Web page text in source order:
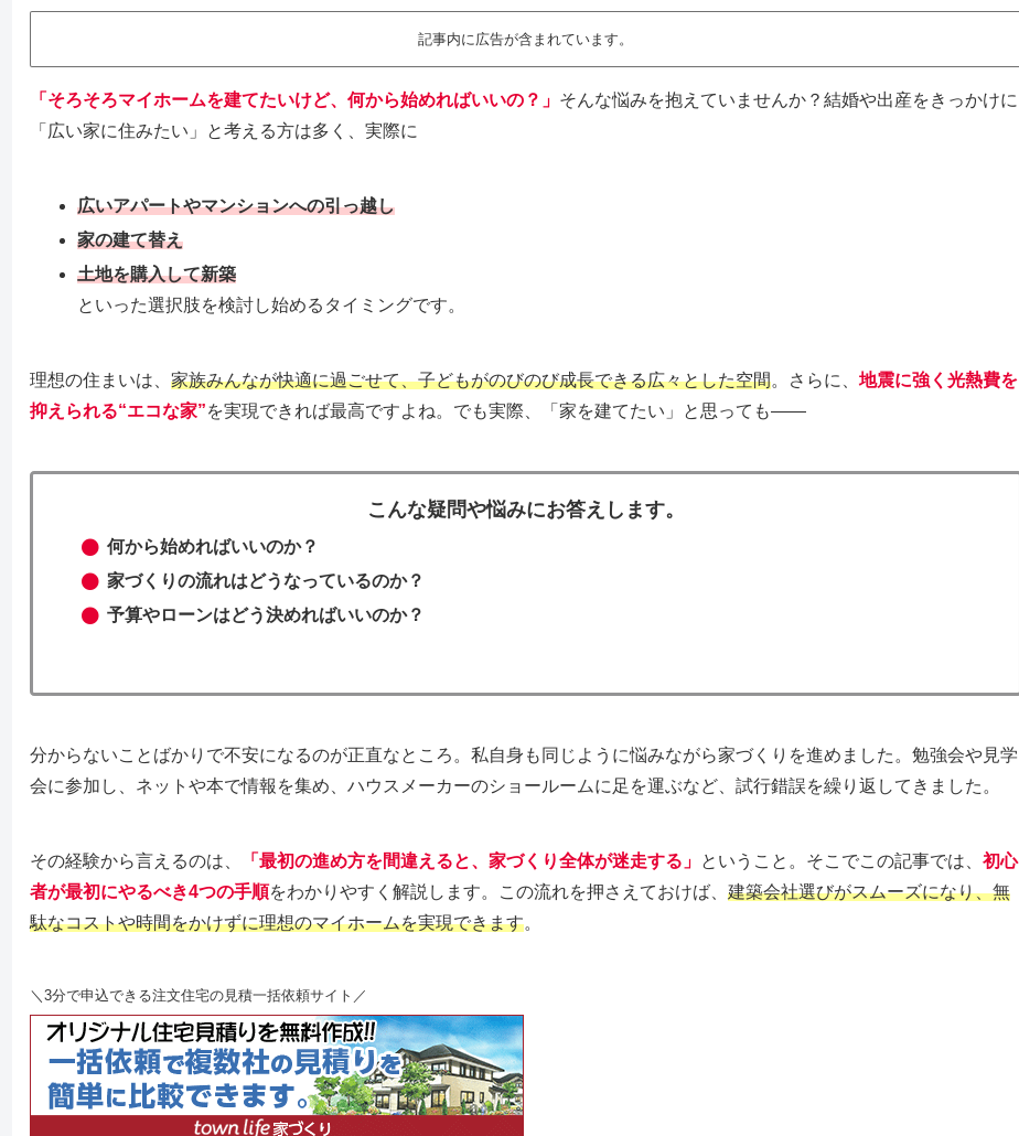
記事内に広告が含まれています。
「そろそろマイホームを建てたいけど、何から始めればいいの？」 そんな悩みを抱えていませんか？結婚や出産をきっかけに
「広い家に住みたい」と考える方は多く、実際に
広いアパートやマンションへの引っ越し
家の建て替え
土地を購入して新築
といった選択肢を検討し始めるタイミングです。
理想の住まいは、 家族みんなが快適に過ごせて、子どもがのびのび成長できる広々とした空間。さらに、 地震に強く光熱費を
抑えられる“エコな家”を実現できれば最高ですよね。でも実際、「家を建てたい」と思っても――
こんな疑問や悩みにお答えします。
何から始めればいいのか？
家づくりの流れはどうなっているのか？
予算やローンはどう決めればいいのか？
分からないことばかりで不安になるのが正直なところ。私自身も同じように悩みながら家づくりを進めました。勉強会や見学
会に参加し、ネットや本で情報を集め、ハウスメーカーのショールームに足を運ぶなど、試行錯誤を繰り返してきました。
その経験から言えるのは、 「最初の進め方を間違えると、家づくり全体が迷走する」 ということ。そこでこの記事では、 初心
者が最初にやるべき4つの手順をわかりやすく解説します。この流れを押さえておけば、 建築会社選びがスムーズになり、無
駄なコストや時間をかけずに理想のマイホームを実現できます。
＼3分で申込できる注文住宅の見積一括依頼サイト／